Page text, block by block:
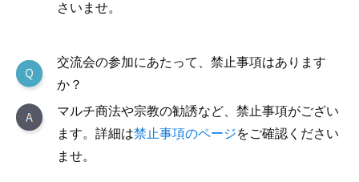
さいませ。
交流会の参加にあたって、禁止事項はあります
か？
マルチ商法や宗教の勧誘など、禁止事項がござい
ます。詳細は禁止事項のページをご確認ください
ませ。